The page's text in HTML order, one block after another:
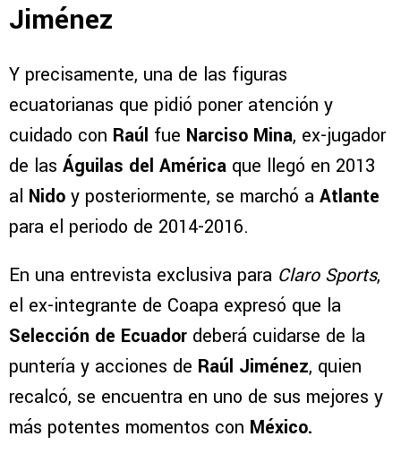
Jiménez
Y precisamente, una de las figuras
ecuatorianas que pidió poner atención y
cuidado con Raúl fue Narciso Mina, ex-jugador
de las Águilas del América que llegó en 2013
al Nido y posteriormente, se marchó a Atlante
para el periodo de 2014-2016.
En una entrevista exclusiva para Claro Sports,
el ex-integrante de Coapa expresó que la
Selección de Ecuador deberá cuidarse de la
puntería y acciones de Raúl Jiménez, quien
recalcó, se encuentra en uno de sus mejores y
más potentes momentos con México.